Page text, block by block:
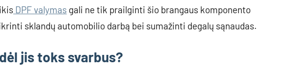
DPF valymas gali ne tik prailginti šio brangaus komponento
sklandų automobilio darbą bei sumažinti degalų sąnaudas.
jis toks svarbus?